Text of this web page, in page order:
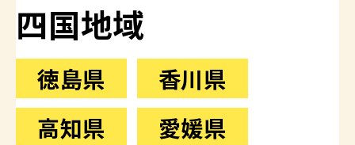
四国地域
徳島県
香川県
高知県
愛媛県